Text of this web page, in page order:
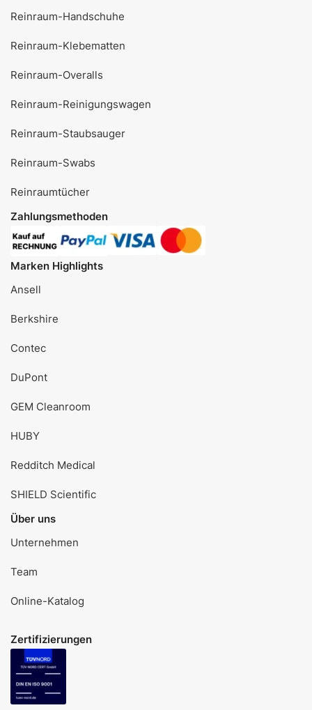
Reinraum-Handschuhe
Reinraum-Klebematten
Reinraum-Overalls
Reinraum-Reinigungswagen
Reinraum-Staubsauger
Reinraum-Swabs
Reinraumtücher
Zahlungsmethoden
Marken Highlights
Ansell
Berkshire
Contec
DuPont
GEM Cleanroom
HUBY
Redditch Medical
SHIELD Scientific
Über uns
Unternehmen
Team
Online-Katalog
Zertifizierungen